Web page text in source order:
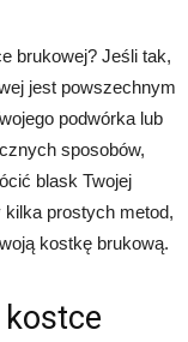
brukowej? Jeśli tak,
jest powszechnym
podwórka lub
sposobów,
blask Twojej
prostych metod,
kostkę brukową.
kostce